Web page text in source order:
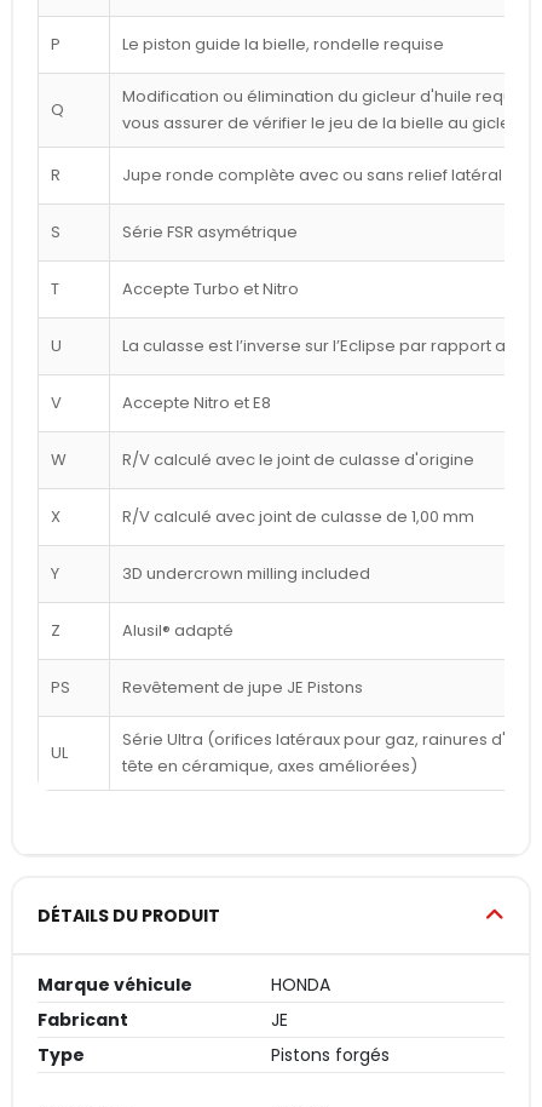
P Le piston guide la bielle, rondelle requise
Q
Modification ou élimination du gicleur d'huile
vous assurer de vérifier le jeu de la bielle au gicleur
R Jupe ronde complète avec ou sans relief latéral
S Série FSR asymétrique
T Accepte Turbo et Nitro
U La culasse est l’inverse sur l’Eclipse par rapport au
V Accepte Nitro et E8
W R/V calculé avec le joint de culasse d'origine
X R/V calculé avec joint de culasse de 1,00 mm
Y 3D undercrown milling included
Z Alusil® adapté
PS Revêtement de jupe JE Pistons
UL
Série Ultra (orifices latéraux pour gaz, rainures
tête en céramique, axes améliorées)
DÉTAILS DU PRODUIT
Marque véhicule
HONDA
Fabricant
JE
Type
Pistons forgés